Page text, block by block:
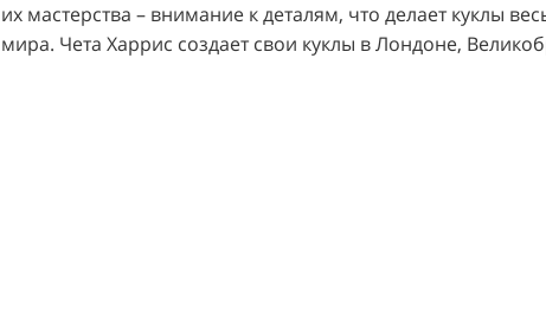
их мастерства – внимание к деталям, что делает куклы
мира. Чета Харрис создает свои куклы в Лондоне,